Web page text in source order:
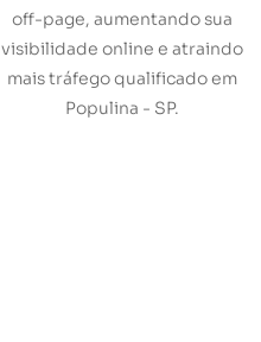
off-page, aumentando sua
visibilidade online e atraindo
mais tráfego qualificado em
Populina - SP.